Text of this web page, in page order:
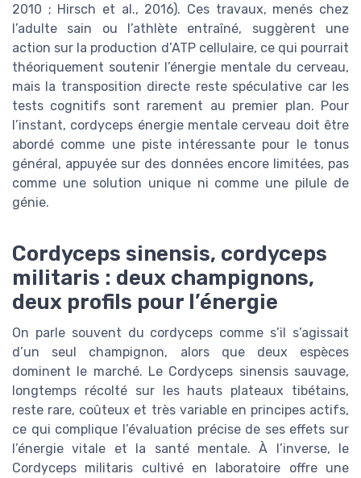
2010 ; Hirsch et al., 2016). Ces travaux, menés chez
l’adulte sain ou l’athlète entraîné, suggèrent une
action sur la production d’ATP cellulaire, ce qui pourrait
théoriquement soutenir l’énergie mentale du cerveau,
mais la transposition directe reste spéculative car les
tests cognitifs sont rarement au premier plan. Pour
l’instant, cordyceps énergie mentale cerveau doit être
abordé comme une piste intéressante pour le tonus
général, appuyée sur des données encore limitées, pas
comme une solution unique ni comme une pilule de
génie.
Cordyceps sinensis, cordyceps
militaris : deux champignons,
deux profils pour l’énergie
On parle souvent du cordyceps comme s’il s’agissait
d’un seul champignon, alors que deux espèces
dominent le marché. Le Cordyceps sinensis sauvage,
longtemps récolté sur les hauts plateaux tibétains,
reste rare, coûteux et très variable en principes actifs,
ce qui complique l’évaluation précise de ses effets sur
l’énergie vitale et la santé mentale. À l’inverse, le
Cordyceps militaris cultivé en laboratoire offre une